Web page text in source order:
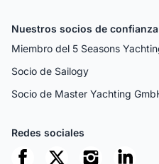
Nuestros socios de confianza
Miembro del 5 Seasons
Socio de Sailogy
Socio de Master Yachting
Redes sociales